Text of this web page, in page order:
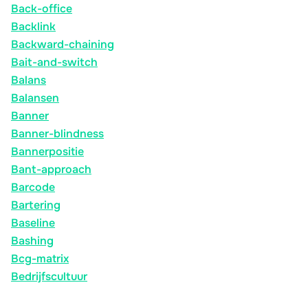
Back-office
Backlink
Backward-chaining
Bait-and-switch
Balans
Balansen
Banner
Banner-blindness
Bannerpositie
Bant-approach
Barcode
Bartering
Baseline
Bashing
Bcg-matrix
Bedrijfscultuur